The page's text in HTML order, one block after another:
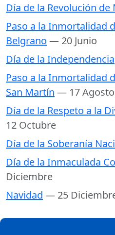
Día de la Revolución de
Paso a la Inmortalidad
Belgrano — 20 Junio
Día de la Independencia
Paso a la Inmortalidad
San Martín — 17 Agosto
Día de la Respeto a la
12 Octubre
Día de la Soberanía
Día de la Inmaculada
Diciembre
Navidad — 25